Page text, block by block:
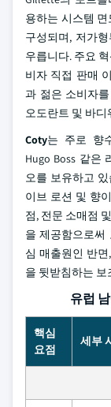
용하는 시스템
구성되며, 저가
우릅니다. 주요
비자 직접 판매
과 젊은 소비자
오도란트 및 바
Coty는 주로 향
Hugo Boss 같은
오를 보유하고
이브 로션 및 향
점, 전문 소매점
을 제공함으로써
심 매출원인 반
을 뒷받침하는
유럽
핵심
요점
세부